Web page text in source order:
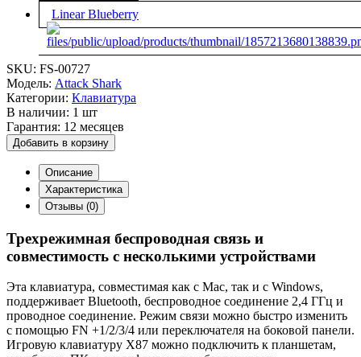
Linear Blueberry
SKU: FS-00727
Модель: Attack Shark
Категории: Клавиатура
В наличии: 1 шт
Гарантия: 12 месяцев
Добавить в корзину
Описание
Характеристика
Отзывы (0)
Трехрежимная беспроводная связь и
совместимость с несколькими устройствами
Эта клавиатура, совместимая как с Mac, так и с Windows,
поддерживает Bluetooth, беспроводное соединение 2,4 ГГц и
проводное соединение. Режим связи можно быстро изменить
с помощью FN +1/2/3/4 или переключателя на боковой панели.
Игровую клавиатуру X87 можно подключить к планшетам,